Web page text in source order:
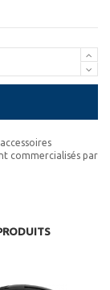
commercialisés par